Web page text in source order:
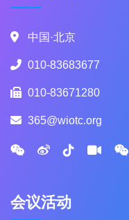
中国·北京
010-83683677
010-83671280
365@wiotc.org
会议活动